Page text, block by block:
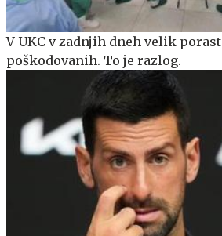
V UKC v zadnjih dneh velik
poškodovanih. To je razlog.